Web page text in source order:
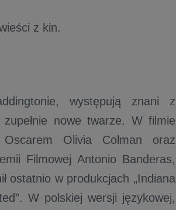
z kin.
występują znani z
nowe twarze. W filmie
Olivia Colman oraz
Filmowej Antonio Banderas,
ostatnio w produkcjach „Indiana
W polskiej wersji językowej,